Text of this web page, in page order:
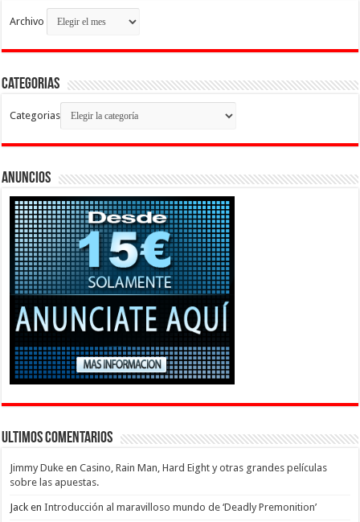
Archivo
Categorias
Categorias
Anuncios
Ultimos Comentarios
Jimmy Duke enCasino, Rain Man, Hard Eight y otras grandes películas
sobre las apuestas.
Jack enIntroducción al maravilloso mundo de ‘Deadly Premonition’